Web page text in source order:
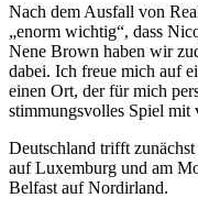
Nach dem Ausfall von
„enorm wichtig“, dass
Nene Brown haben wir
dabei. Ich freue mich auf
einen Ort, der für mich
stimmungsvolles Spiel mit
Deutschland trifft
auf Luxemburg und am
Belfast auf Nordirland.